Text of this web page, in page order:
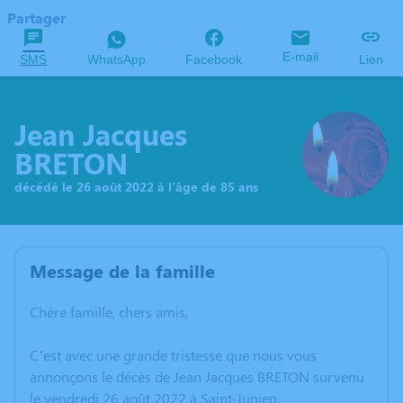
Partager
SMS WhatsApp Facebook E-mail Lien
Jean Jacques
BRETON
décédé le 26 août 2022 à l'âge de 85 ans
Message de la famille
Chère famille, chers amis,
C’est avec une grande tristesse que nous vous
annonçons le décès de Jean Jacques BRETON survenu
le vendredi 26 août 2022 à Saint-Junien.